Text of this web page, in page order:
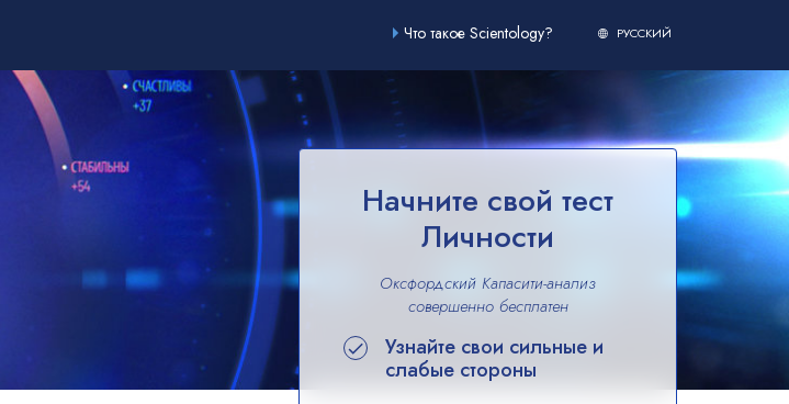
Что такое Scientology? РУССКИЙ
Начните свой тест
Личности
Оксфордский Капасити-анализ
совершенно бесплатен
Узнайте свои сильные и
слабые стороны